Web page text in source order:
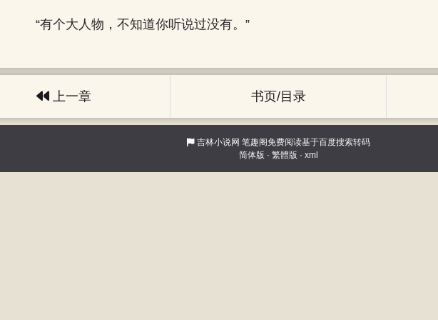
“有个大人物，不知道你听说过没有。”
上一章 书页/目录
吉林小说网 笔趣阁免费阅读基于百度搜索转码
简体版 · 繁體版 · xml